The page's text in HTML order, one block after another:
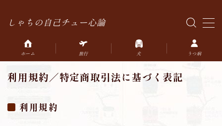
しゃちの自己チュー心論
MENU
ひとりごと
ホーム 旅行 犬 うつ病
利用規約／特定商取引法に基づく表記
利用規約